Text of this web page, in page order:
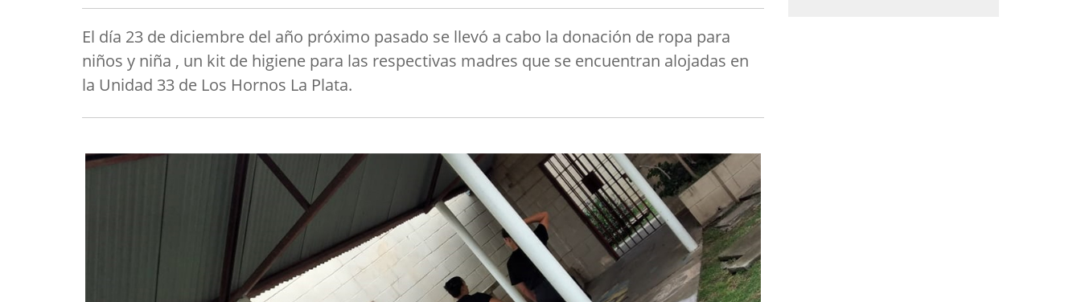
El día 23 de diciembre del año próximo pasado se llevó a cabo la donación de ropa para
niños y niña , un kit de higiene para las respectivas madres que se encuentran alojadas en
la Unidad 33 de Los Hornos La Plata.